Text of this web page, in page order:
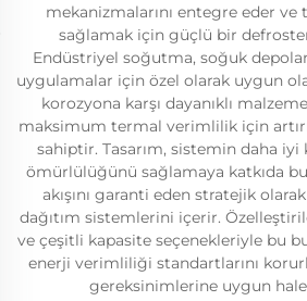
mekanizmalarını entegre eder
sağlamak için güçlü bir
Endüstriyel soğutma, soğuk
uygulamalar için özel olarak uygun
korozyona karşı dayanıklı
maksimum termal verimlilik için
sahiptir. Tasarım, sistemin daha iyi
ömürlülüğünü sağlamaya katkıda
akışını garanti eden stratejik
dağıtım sistemlerini içerir.
ve çeşitli kapasite seçenekleriyle bu
enerji verimliliği standartlarını
gereksinimlerine uygun